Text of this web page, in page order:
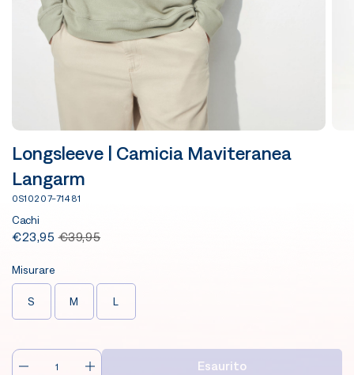
Longsleeve | Camicia Maviteranea
Langarm
0S10207-71481
Cachi
€23,95 €39,95
Misurare
S M L
Esaurito